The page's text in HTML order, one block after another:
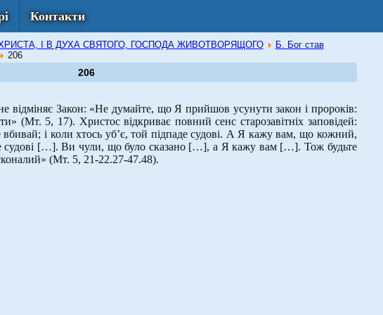
Контакти
ХРИСТА, І В ДУХА СВЯТОГО, ГОСПОДА ЖИВОТВОРЯЩОГО
Б. Бог став
206
206
Закон: «Не думайте, що Я прийшов усунути закон і пророків:
(Мт. 5, 17). Христос відкриває повний сенс старозавітніх заповідей:
і коли хтось уб’є, той підпаде судові. А Я кажу вам, що кожний,
судові […]. Ви чули, що було сказано […], а Я кажу вам […]. Тож будьте
(Мт. 5, 21-22.27-47.48).